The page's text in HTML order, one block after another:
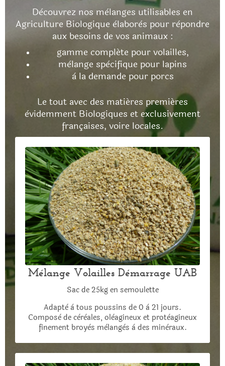
Dècouvrez nos mèlanges utilisables en
Agriculture Biologique èlaborès pour rèpondre
aux besoins de vos animaux :
gamme compléte pour volailles,
mèlange spècifique pour lapins
à la demande pour porcs
Le tout avec des matiéres premiéres
èvidemment Biologiques et exclusivement
françaises, voire locales.
Mélange Volailles Démarrage UAB
Sac de 25kg en semoulette
Adaptè à tous poussins de 0 à 21 jours.
Composè de cèrèales, olèagineux et protèagineux
finement broyès mèlangès à des minèraux.